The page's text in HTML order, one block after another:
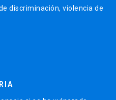
discriminación, violencia de